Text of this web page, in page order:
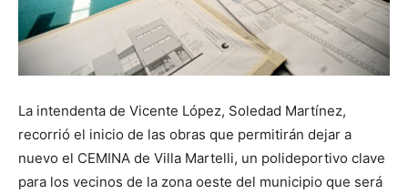
La intendenta de Vicente López, Soledad Martínez,
recorrió el inicio de las obras que permitirán dejar a
nuevo el CEMINA de Villa Martelli, un polideportivo clave
para los vecinos de la zona oeste del municipio que será